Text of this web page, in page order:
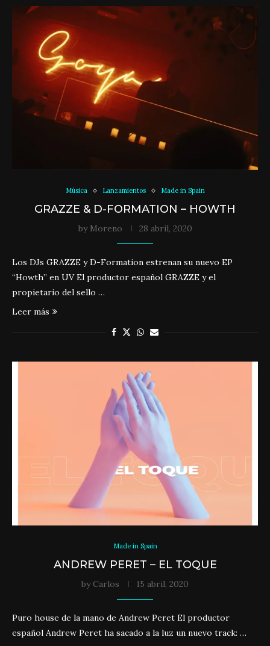
Música Lanzamientos Made in Spain
GRAZZE & D-FORMATION – HOWTH
by Moreno 28 abril, 2020
Los DJs GRAZZE y D-Formation estrenan su nuevo EP
“Howth” en UV El productor español GRAZZE y el
propietario del sello …
Leer más
Made in Spain
ANDREW PERET – EL TOQUE
by Carlos 15 abril, 2020
Puro house de la mano de Andrew Peret El productor
español Andrew Peret ha sacado a la luz un nuevo track: …